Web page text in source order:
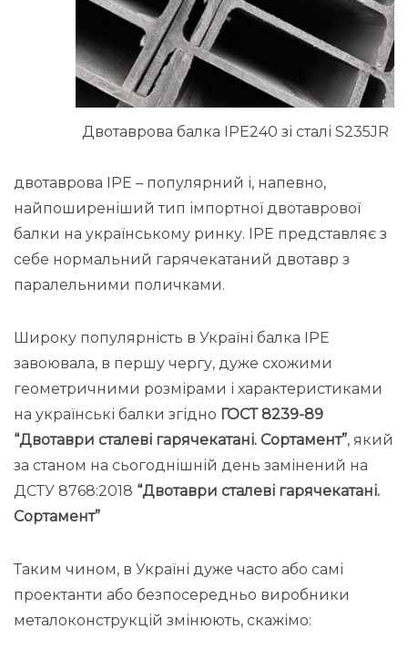
Двотаврова балка IPE240 зі сталі S235JR
двотаврова IPE – популярний і, напевно,
найпоширеніший тип імпортної двотаврової
балки на українському ринку. IPE представляє з
себе нормальний гарячекатаний двотавр з
паралельними поличками.
Широку популярність в Україні балка IPE
завоювала, в першу чергу, дуже схожими
геометричними розмірами і характеристиками
на українські балки згідно ГОСТ 8239-89
“Двотаври сталеві гарячекатані. Сортамент”, який
за станом на сьогоднішній день замінений на
ДСТУ 8768:2018 “Двотаври сталеві гарячекатані.
Сортамент”
Таким чином, в Україні дуже часто або самі
проектанти або безпосередньо виробники
металоконструкцій змінюють, скажімо: